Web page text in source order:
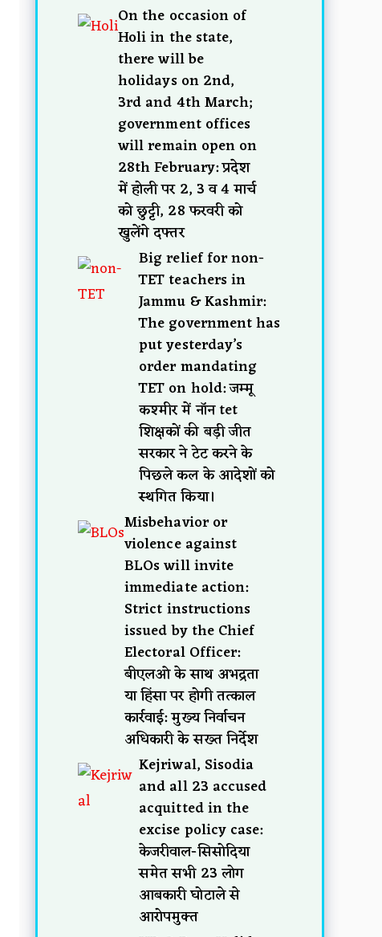
On the occasion of
Holi in the state,
there will be
holidays on 2nd,
3rd and 4th March;
government offices
will remain open on
28th February: प्रदेश
में होली पर 2, 3 व 4 मार्च
को छुट्टी, 28 फरवरी को
खुलेंगे दफ्तर
Big relief for non-
TET teachers in
Jammu & Kashmir:
The government has
put yesterday’s
order mandating
TET on hold: जम्मू
कश्मीर में नॉन tet
शिक्षकों की बड़ी जीत
सरकार ने टेट करने के
पिछले कल के आदेशों को
स्थगित किया।
Misbehavior or
violence against
BLOs will invite
immediate action:
Strict instructions
issued by the Chief
Electoral Officer:
बीएलओ के साथ अभद्रता
या हिंसा पर होगी तत्काल
कार्रवाई: मुख्य निर्वाचन
अधिकारी के सख्त निर्देश
Kejriwal, Sisodia
and all 23 accused
acquitted in the
excise policy case:
केजरीवाल-सिसोदिया
समेत सभी 23 लोग
आबकारी घोटाले से
आरोपमुक्त